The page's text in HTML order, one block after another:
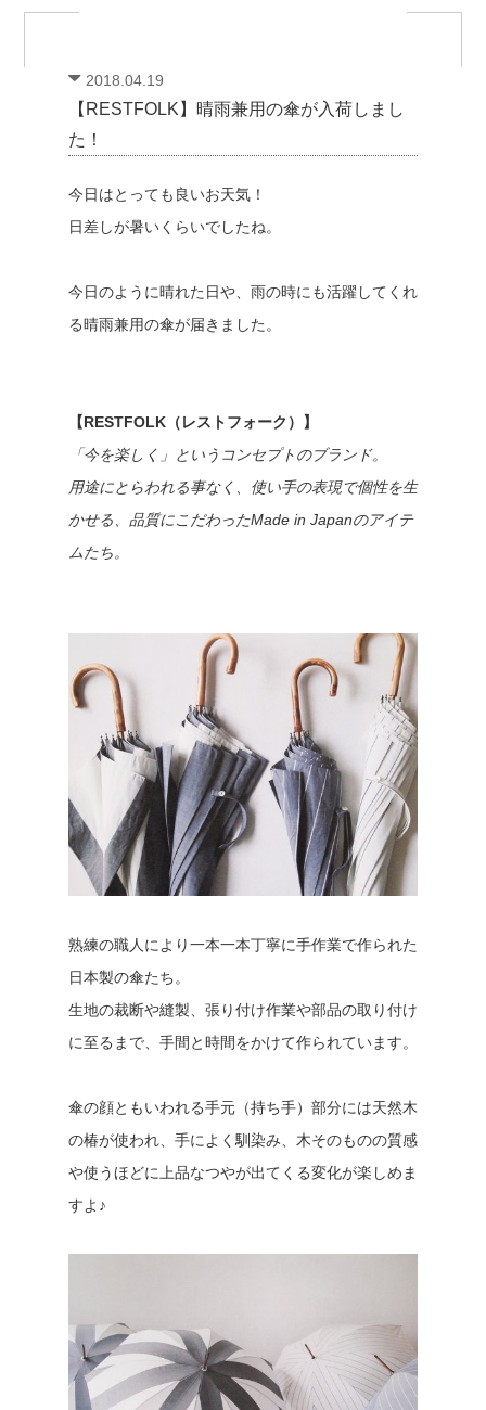
2018.04.19
【RESTFOLK】晴雨兼用の傘が入荷しまし
た！
今日はとっても良いお天気！
日差しが暑いくらいでしたね。
今日のように晴れた日や、雨の時にも活躍してくれ
る晴雨兼用の傘が届きました。
【RESTFOLK（レストフォーク）】
「今を楽しく」というコンセプトのブランド。
用途にとらわれる事なく、使い手の表現で個性を生
かせる、品質にこだわったMade in Japanのアイテ
ムたち。
熟練の職人により一本一本丁寧に手作業で作られた
日本製の傘たち。
生地の裁断や縫製、張り付け作業や部品の取り付け
に至るまで、手間と時間をかけて作られています。
傘の顔ともいわれる手元（持ち手）部分には天然木
の椿が使われ、手によく馴染み、木そのものの質感
や使うほどに上品なつやが出てくる変化が楽しめま
すよ♪